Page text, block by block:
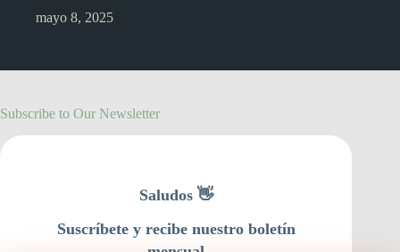
mayo 8, 2025
Subscribe to Our Newsletter
Saludos 👋
Suscríbete y recibe nuestro boletín